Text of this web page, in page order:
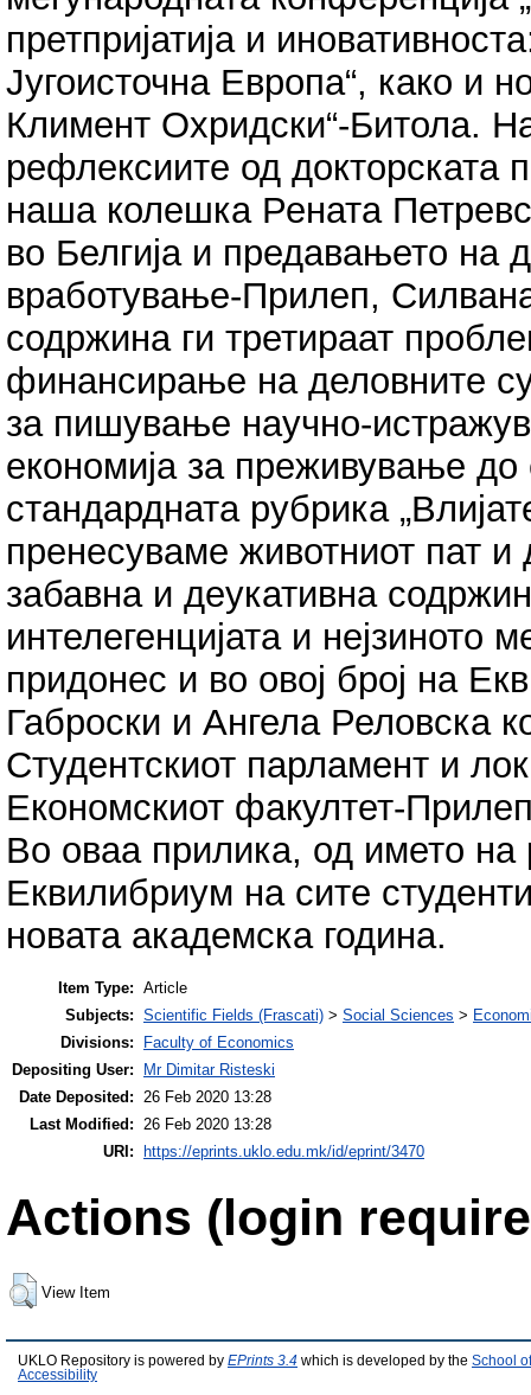
претпријатија и
Југоисточна Европа“, како и
Климент Охридски“-Битола.
рефлексиите од докторската
наша колешка Рената
во Белгија и предавањето на
вработување-Прилеп,
содржина ги третираат
финансирање на деловните
за пишување научно-
економија за преживување
стандардната рубрика
пренесуваме животниот пат
забавна и деукативна
интелегенцијата и нејзиното
придонес и во овој број на
Габроски и Ангела Реловска
Студентскиот парламент и
Економскиот факултет-
Во оваа прилика, од името на
Еквилибриум на сите
новата академска година.
Item Type: Article
Subjects: Scientific Fields (Frascati) > Social Sciences >
Divisions:
Faculty of Economics
Depositing User:
Mr Dimitar Risteski
Date Deposited:
26 Feb 2020 13:28
Last Modified:
26 Feb 2020 13:28
URI: https://eprints.uklo.edu.mk/id/eprint/3470
Actions (login
View Item
UKLO Repository is powered by EPrints 3.4 which is developed by the School
Accessibility